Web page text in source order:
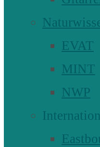
EVAT
MINT
NWP